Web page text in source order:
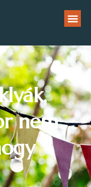
nem